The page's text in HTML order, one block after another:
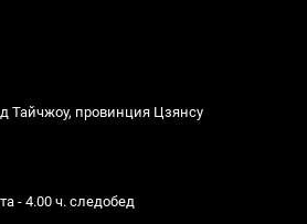
Тайчжоу, провинция Цзянсу
- 4.00 ч. следобед